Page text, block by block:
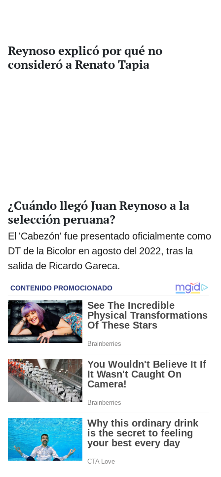
Reynoso explicó por qué no
consideró a Renato Tapia
¿Cuándo llegó Juan Reynoso a la
selección peruana?
El 'Cabezón' fue presentado oficialmente como
DT de la Bicolor en agosto del 2022, tras la
salida de Ricardo Gareca.